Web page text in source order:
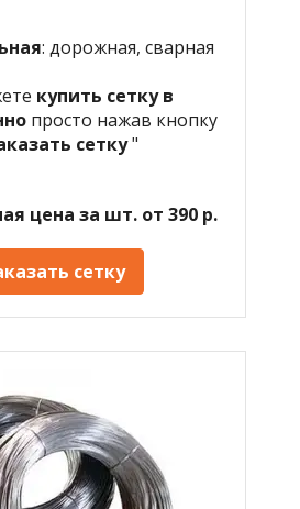
: дорожная, сварная
купить сетку в
просто нажав кнопку
сетку"
цена за шт. от 390 р.
сетку